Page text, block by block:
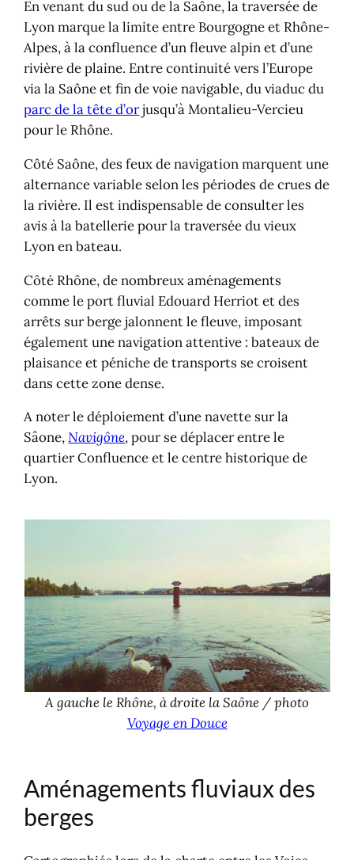
En venant du sud ou de la Saône, la traversée de
Lyon marque la limite entre Bourgogne et Rhône-
Alpes, à la confluence d’un fleuve alpin et d’une
rivière de plaine. Entre continuité vers l’Europe
via la Saône et fin de voie navigable, du viaduc du
parc de la tête d’orjusqu’à Montalieu-Vercieu
pour le Rhône.
Côté Saône, des feux de navigation marquent une
alternance variable selon les périodes de crues de
la rivière. Il est indispensable de consulter les
avis à la batellerie pour la traversée du vieux
Lyon en bateau.
Côté Rhône, de nombreux aménagements
comme le port fluvial Edouard Herriot et des
arrêts sur berge jalonnent le fleuve, imposant
également une navigation attentive : bateaux de
plaisance et péniche de transports se croisent
dans cette zone dense.
A noter le déploiement d’une navette sur la
Sâone,Navigône, pour se déplacer entre le
quartier Confluence et le centre historique de
Lyon.
A gauche le Rhône, à droite la Saône / photo
Voyage en Douce
Aménagements fluviaux des
berges